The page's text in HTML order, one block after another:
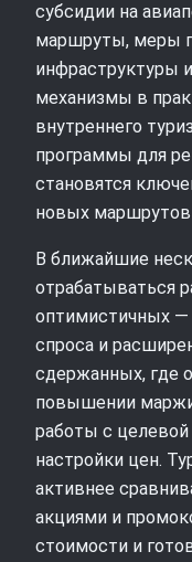
субсидии на
маршруты, меры
инфраструктуры
механизмы в
внутреннего
программы для
становятся
новых
В ближайшие
отрабатываться
оптимистичных —
спроса и
сдержанных, где
повышении
работы с целевой
настройки цен.
активнее
акциями и
стоимости и